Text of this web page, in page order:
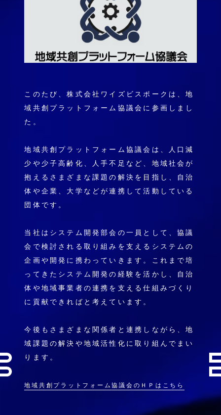
このたび、株式会社ワイズビスポークは、地
域共創プラットフォーム協議会に参画しまし
た。
地域共創プラットフォーム協議会は、人口減
少や少子高齢化、人手不足など、地域社会が
抱えるさまざまな課題の解決を目指し、自治
体や企業、大学などが連携して活動している
団体です。
当社はシステム開発部会の一員として、協議
会で検討される取り組みを支えるシステムの
企画や開発に携わっていきます。これまで培
ってきたシステム開発の経験を活かし、自治
体や地域事業者の連携を支える仕組みづくり
に貢献できればと考えています。
今後もさまざまな関係者と連携しながら、地
域課題の解決や地域活性化に取り組んでまい
ります。
地域共創プラットフォーム協議会のＨＰはこちら